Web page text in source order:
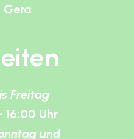
Gera
Freitag
16:00 Uhr
und